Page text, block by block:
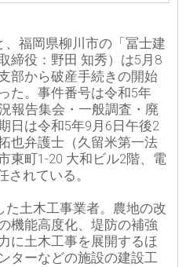
福岡県柳川市の「冨士建
締役：野田 知秀）は5月8
部から破産手続きの開始
た。事件番号は令和5年
報告集会・一般調査・廃
日は令和5年9月6日午後2
也弁護士（久留米第一法
東町1-20 大和ビル2階、電
されている。
た土木工事業者。農地の改
機能高度化、堤防の補強
に土木工事を展開するほ
ターなどの施設の建設工